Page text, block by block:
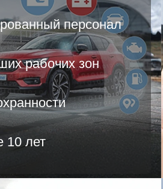
персонал
рабочих зон
10 лет